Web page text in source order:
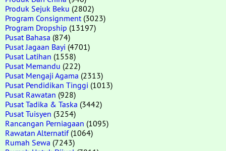
Produk Sejuk Beku (2802)
Program Consignment (3023)
Program Dropship (13197)
Pusat Bahasa (874)
Pusat Jagaan Bayi (4701)
Pusat Latihan (1558)
Pusat Memandu (222)
Pusat Mengaji Agama (2313)
Pusat Pendidikan Tinggi (1013)
Pusat Rawatan (928)
Pusat Tadika & Taska (3442)
Pusat Tuisyen (3254)
Rancangan Perniagaan (1095)
Rawatan Alternatif(1064)
Rumah Sewa (7243)